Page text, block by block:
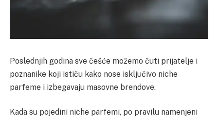
Poslednjih godina sve češće možemo čuti prijatelje i
poznanike koji ističu kako nose isključivo niche
parfeme i izbegavaju masovne brendove.
Kada su pojedini niche parfemi, po pravilu namenjeni